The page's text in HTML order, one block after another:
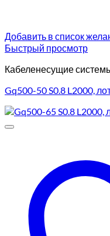
Добавить в список
Быстрый просмотр
Кабеленесущие
Gq500-50 S0.8 L2000,